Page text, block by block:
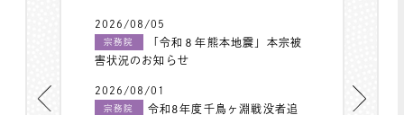
2026/08/05
宗務院
「令和８年熊本地震」本宗被
害状況のお知らせ
2026/08/01
宗務院
令和8年度千鳥ヶ淵戦没者追